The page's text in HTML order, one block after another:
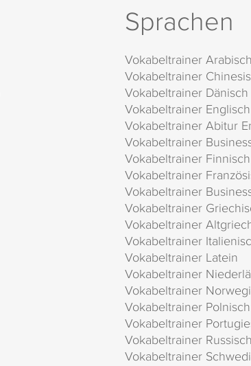
Sprachen
Vokabeltrainer Arabisch
Vokabeltrainer
Vokabeltrainer Dänisch
Vokabeltrainer Englisch
Vokabeltrainer Abitur
Vokabeltrainer
Vokabeltrainer Finnisch
Vokabeltrainer
Vokabeltrainer
Vokabeltrainer
Vokabeltrainer
Vokabeltrainer
Vokabeltrainer Latein
Vokabeltrainer
Vokabeltrainer
Vokabeltrainer Polnisch
Vokabeltrainer
Vokabeltrainer Russisch
Vokabeltrainer